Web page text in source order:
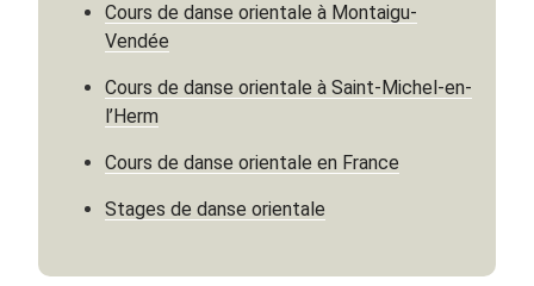
Cours de danse orientale à Montaigu-
Vendée
Cours de danse orientale à Saint-Michel-en-
l’Herm
Cours de danse orientale en France
Stages de danse orientale